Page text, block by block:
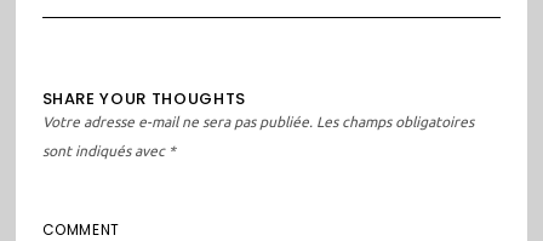
SHARE YOUR THOUGHTS
Votre adresse e-mail ne sera pas publiée. Les champs obligatoires
sont indiqués avec *
COMMENT